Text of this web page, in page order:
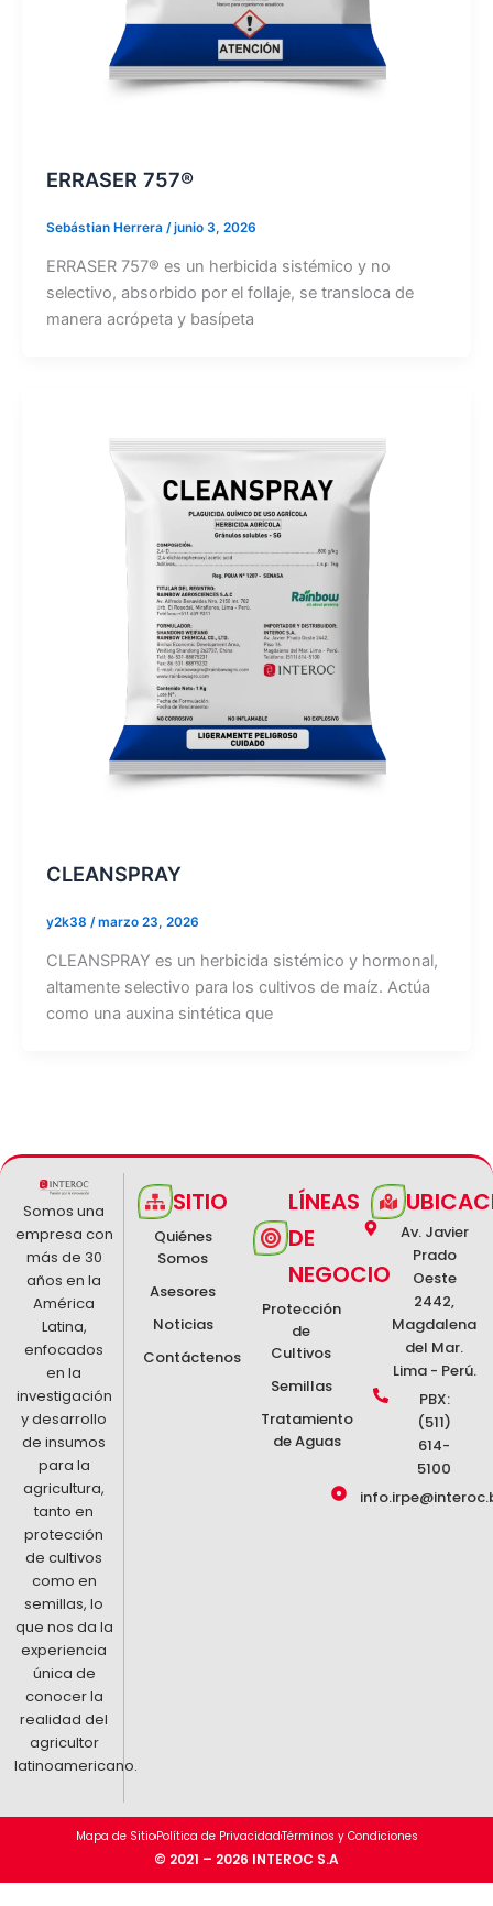
ERRASER 757®
Sebástian Herrera /junio 3, 2026
ERRASER 757® es un herbicida sistémico y no
selectivo, absorbido por el follaje, se transloca de
manera acrópeta y basípeta
CLEANSPRAY
y2k38 /marzo 23, 2026
CLEANSPRAY es un herbicida sistémico y hormonal,
altamente selectivo para los cultivos de maíz. Actúa
como una auxina sintética que
Somos una
empresa con
más de 30
años en la
América
Latina,
enfocados
en la
investigación
y desarrollo
de insumos
para la
agricultura,
tanto en
protección
de cultivos
como en
semillas, lo
que nos da la
experiencia
única de
conocer la
realidad del
agricultor
latinoamericano.
SITIO
Quiénes
Somos
Asesores
Noticias
Contáctenos
LÍNEAS
DE
NEGOCIO
Protección
de
Cultivos
Semillas
Tratamiento
de Aguas
Av. Javier
Prado
Oeste
2442,
Magdalena
del Mar.
Lima - Perú.
PBX:
(511)
614-
5100
© 2021 – 2026 INTEROC S.A
Mapa de SitioPolítica de PrivacidadTérminos y Condiciones